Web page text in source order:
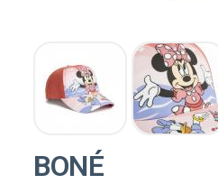
BONÉ